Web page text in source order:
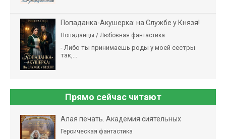
Попаданка-Акушерка: на Службе у Князя!
Попаданцы / Любовная фантастика
- Либо ты принимаешь роды у моей сестры
так,...
Прямо сейчас читают
Алая печать. Академия сиятельных
Героическая фантастика